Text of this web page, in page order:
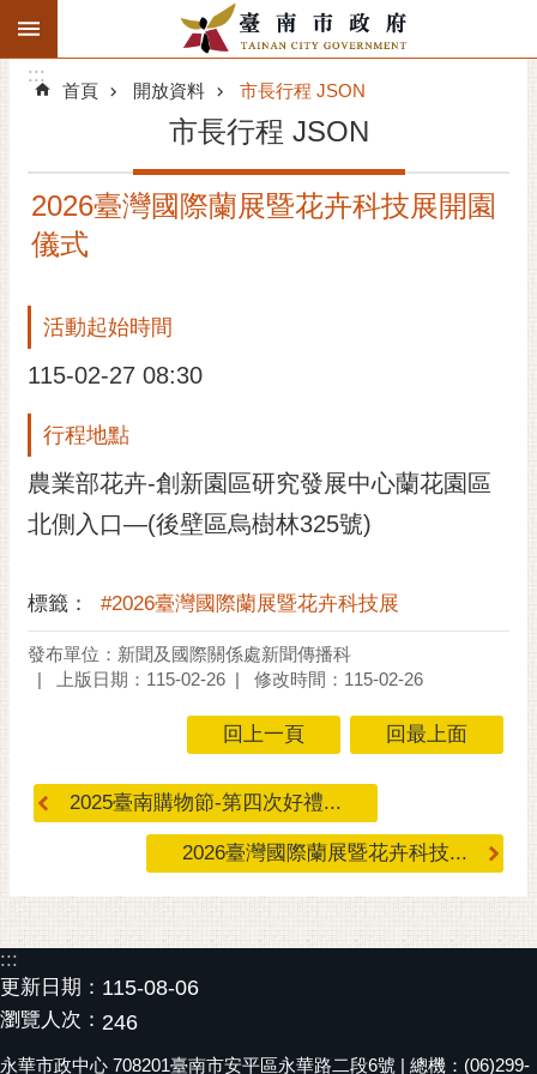
跳到主要內容區塊
搜
階
精彩府城
市府團隊
主題服務
市政資訊
偉
螢
桐
花
站
覽
:::
:::
首頁 開放資料 市長行程 JSON
市長行程 JSON
2026臺灣國際蘭展暨花卉科技展開園
儀式
活動起始時間
115-02-27 08:30
行程地點
農業部花卉-創新園區研究發展中心蘭花園區
北側入口—(後壁區烏樹林325號)
標籤： #2026臺灣國際蘭展暨花卉科技展
發布單位：新聞及國際關係處新聞傳播科
上版日期：115-02-26
修改時間：115-02-26
回上一頁 回最上面
2025臺南購物節-第四次好禮...
2026臺灣國際蘭展暨花卉科技...
:::
更新日期： 115-08-06
瀏覽人次： 246
永華市政中心 708201臺南市安平區永華路二段6號 | 總機：(06)299-